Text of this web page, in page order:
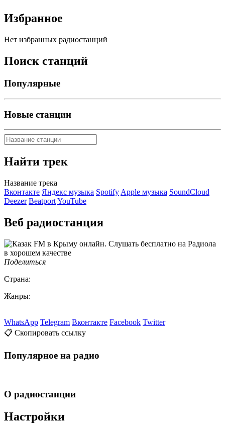
Избранное
Нет избранных радиостанций
Поиск станций
Популярные
Новые станции
Найти трек
Название трека
Вконтакте Яндекс музыка Spotify Apple музыка SoundCloud
Deezer BeatportYouTube
Веб радиостанция
Поделиться
Страна:
Жанры:
WhatsApp Telegram Вконтакте Facebook Twitter
📋 Скопировать ссылку
Популярное на радио
О радиостанции
Настройки